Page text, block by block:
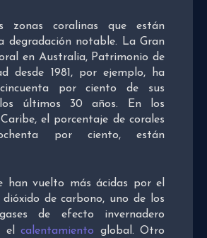
zonas coralinas que están
degradación notable. La Gran
en Australia, Patrimonio de
desde 1981, por ejemplo, ha
por ciento de sus
últimos 30 años. En los
el porcentaje de corales
por ciento, están
han vuelto más ácidas por el
de carbono, uno de los
de efecto invernadero
elcalentamiento global. Otro